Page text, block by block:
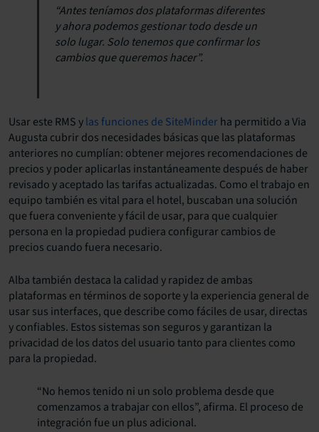
“Antes teníamos dos plataformas diferentes
y ahora podemos gestionar todo desde un
solo lugar. Solo tenemos que confirmar los
cambios que queremos hacer”.
Usar este RMS ylas funciones de SiteMinderha permitido a Via
Augusta cubrir dos necesidades básicas que las plataformas
anteriores no cumplían: obtener mejores recomendaciones de
precios y poder aplicarlas instantáneamente después de haber
revisado y aceptado las tarifas actualizadas. Como el trabajo en
equipo también es vital para el hotel, buscaban una solución
que fuera conveniente y fácil de usar, para que cualquier
persona en la propiedad pudiera configurar cambios de
precios cuando fuera necesario.
Alba también destaca la calidad y rapidez de ambas
plataformas en términos de soporte y la experiencia general de
usar sus interfaces, que describe como fáciles de usar, directas
y confiables. Estos sistemas son seguros y garantizan la
privacidad de los datos del usuario tanto para clientes como
para la propiedad.
“No hemos tenido ni un solo problema desde que
comenzamos a trabajar con ellos”, afirma. El proceso de
integración fue un plus adicional.